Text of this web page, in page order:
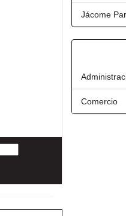
Jácome
Comercio